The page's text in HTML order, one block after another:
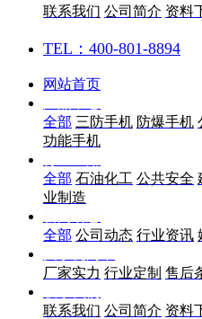
联系我们 公司简介 资料
TEL：400-801-8894
网站首页
全部 三防手机 防爆手机
功能手机
全部 石油化工 公共安全
业制造
全部 公司动态 行业资讯
厂家实力 行业定制 售后
联系我们 公司简介 资料